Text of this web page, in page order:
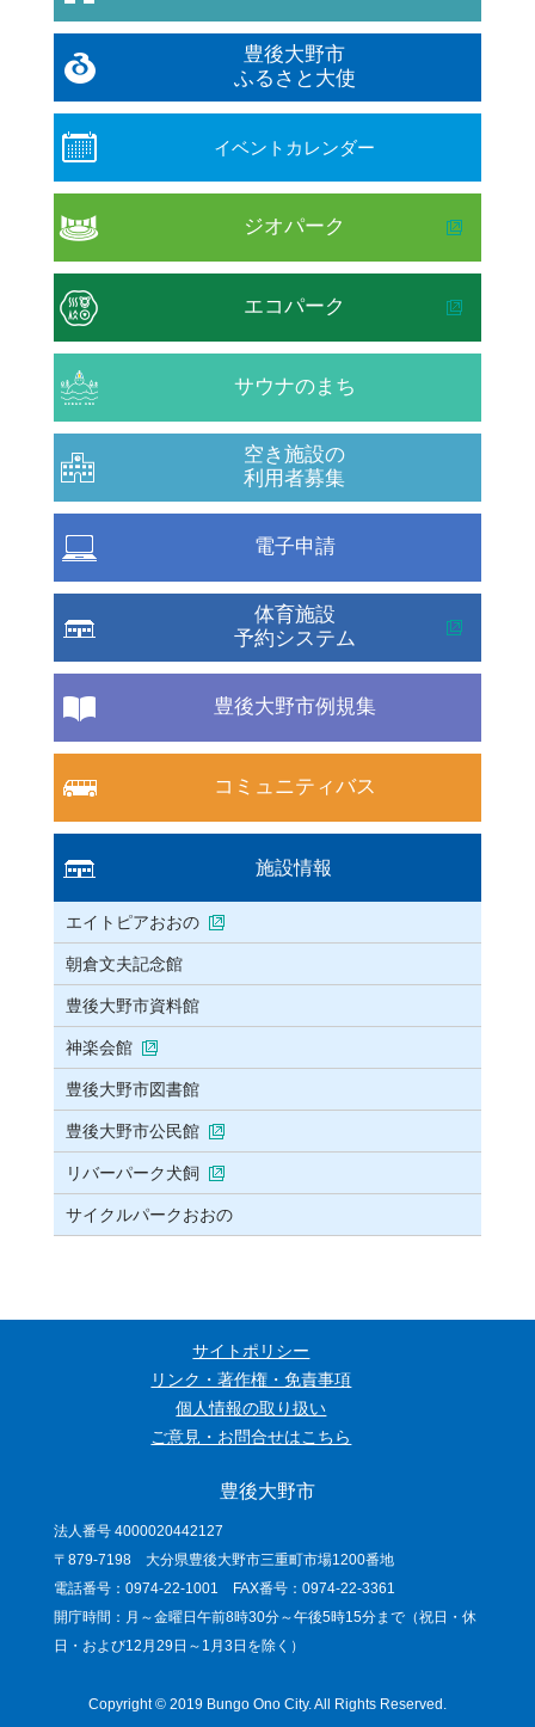
豊後大野市
ふるさと大使
イベントカレンダー
ジオパーク
エコパーク
サウナのまち
空き施設の
利用者募集
電子申請
体育施設
予約システム
豊後大野市例規集
コミュニティバス
施設情報
エイトピアおおの
朝倉文夫記念館
豊後大野市資料館
神楽会館
豊後大野市図書館
豊後大野市公民館
リバーパーク犬飼
サイクルパークおおの
サイトポリシー
リンク・著作権・免責事項
個人情報の取り扱い
ご意見・お問合せはこちら
豊後大野市
法人番号 4000020442127
〒879-7198 大分県豊後大野市三重町市場1200番地
電話番号：0974-22-1001 FAX番号：0974-22-3361
開庁時間：月～金曜日午前8時30分～午後5時15分まで（祝日・休
日・および12月29日～1月3日を除く）
Copyright © 2019 Bungo Ono City. All Rights Reserved.